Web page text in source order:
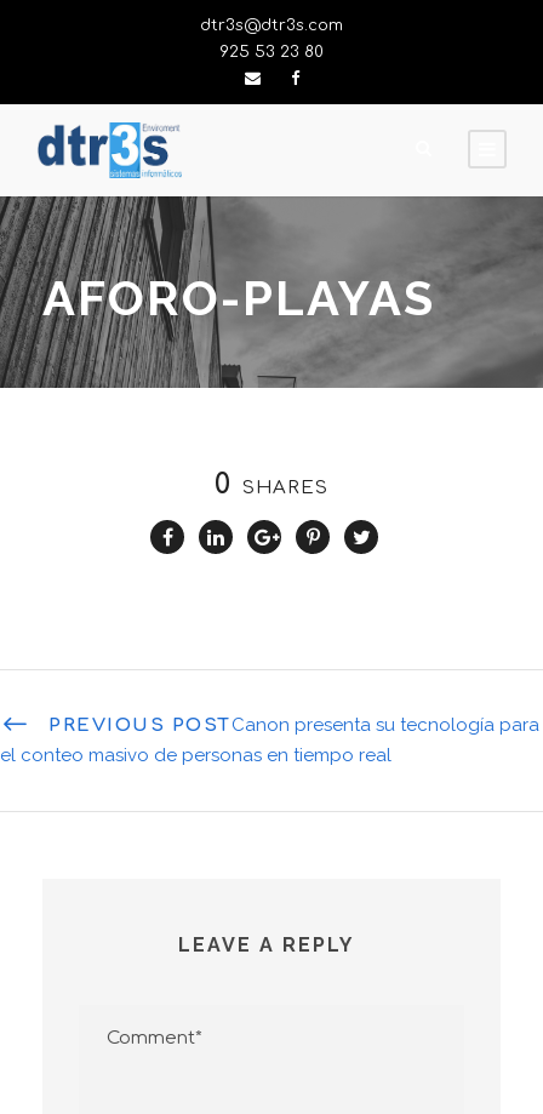
dtr3s@dtr3s.com
925 53 23 80
AFORO-PLAYAS
0 SHARES
PREVIOUS POSTCanon presenta su tecnología para
el conteo masivo de personas en tiempo real
LEAVE A REPLY